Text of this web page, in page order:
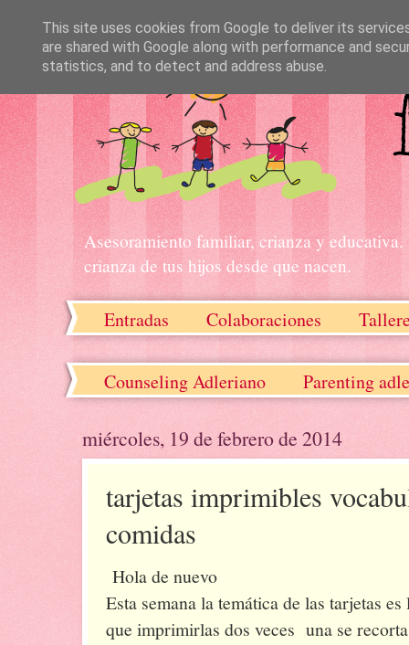
Asesoramiento familiar, crianza y
crianza de tus hijos desde que nacen.
Entradas Colaboraciones
Recursos descargables
Counseling Adleriano
Parenting
miércoles, 19 de febrero de 2014
tarjetas imprimibles
comidas
Hola de nuevo
Esta semana la temática de las tarjetas
que imprimirlas dos veces una se
This site uses cookies from Google to deliver its
are shared with Google along with performance and
statistics, and to detect and address abuse.